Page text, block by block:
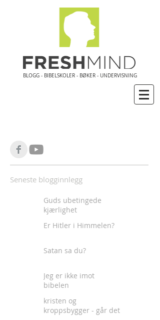
BLOGG - BIBELSKOLER - BØKER - UNDERVISNING
Seneste blogginnlegg
Guds ubetingede
kjærlighet
Er Hitler i Himmelen?
Satan sa du?
Jeg er ikke imot
bibelen
kristen og
kroppsbygger - går det